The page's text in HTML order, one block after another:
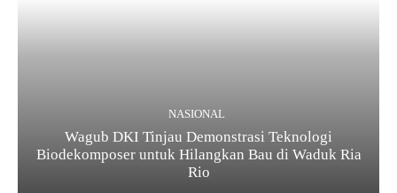
NASIONAL
Wagub DKI Tinjau Demonstrasi Teknologi
Biodekomposer untuk Hilangkan Bau di Waduk Ria
Rio